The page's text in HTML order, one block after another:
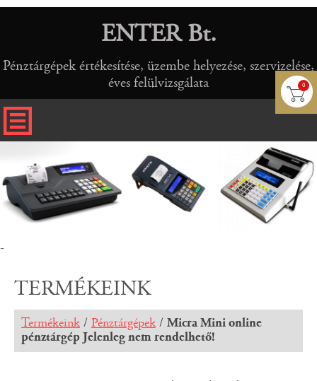
0
ENTER Bt.
Pénztárgépek értékesítése, üzembe helyezése, szervizelése,
éves felülvizsgálata
-
TERMÉKEINK
Termékeink / Pénztárgépek / Micra Mini online
pénztárgép Jelenleg nem rendelhető!